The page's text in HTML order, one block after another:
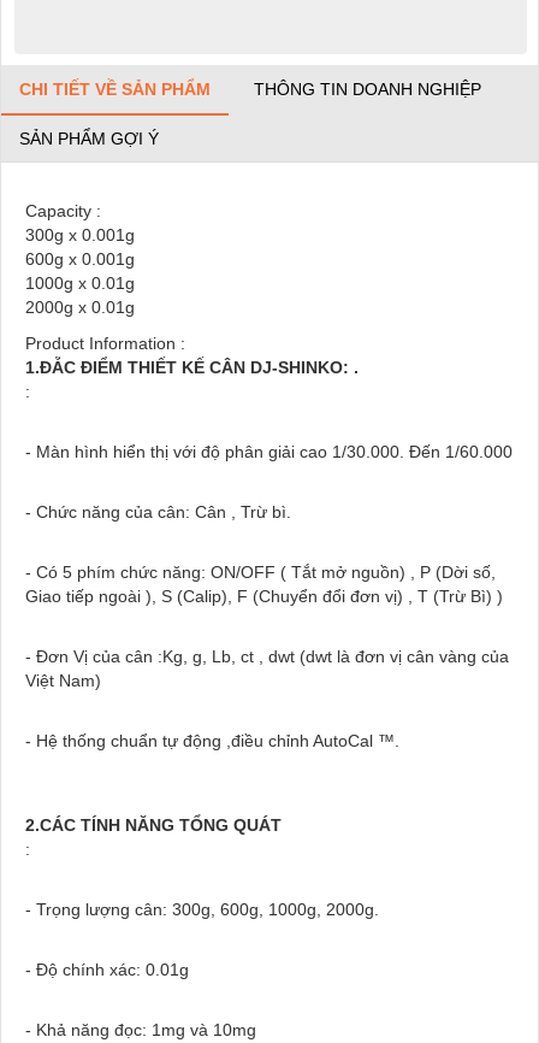
CHI TIẾT VỀ SẢN PHẨM THÔNG TIN DOANH NGHIỆP
SẢN PHẨM GỢI Ý
Capacity :
300g x 0.001g
600g x 0.001g
1000g x 0.01g
2000g x 0.01g
Product Information :
1.ĐẴC ĐIỂM THIẾT KẾ CÂN DJ-SHINKO: .
:
- Màn hình hiển thị với độ phân giải cao 1/30.000. Đến 1/60.000
- Chức năng của cân: Cân , Trừ bì.
- Có 5 phím chức năng: ON/OFF ( Tắt mở nguồn) , P (Dời số,
Giao tiếp ngoài ), S (Calip), F (Chuyển đổi đơn vị) , T (Trừ Bì) )
- Đơn Vị của cân :Kg, g, Lb, ct , dwt (dwt là đơn vị cân vàng của
Việt Nam)
- Hệ thống chuẩn tự động ,điều chỉnh AutoCal ™.
2.CÁC TÍNH NĂNG TỔNG QUÁT
:
- Trọng lượng cân: 300g, 600g, 1000g, 2000g.
- Độ chính xác: 0.01g
- Khả năng đọc: 1mg và 10mg